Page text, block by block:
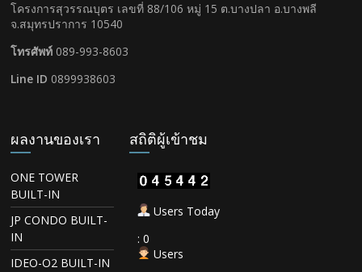
โครงการสุวรรณบุตร เลขที่ 88/106 หมู่ 15 ต.บางปลา อ.บางพลี
จ.สมุทรปราการ 10540
โทรศัพท์ 089-993-8603
Line ID 0899938603
ผลงานของเรา
ONE TOWER
BUILT-IN
JP CONDO BUILT-
IN
IDEO-O2 BUILT-IN
สถิติผู้เข้าชม
Users Today
: 0
Users